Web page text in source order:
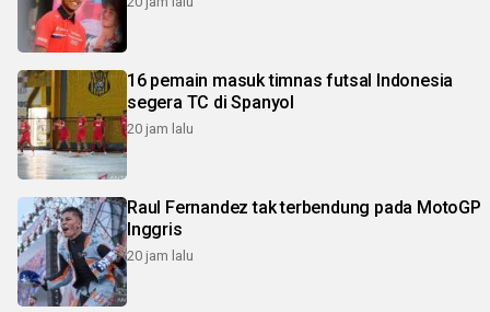
16 pemain masuk timnas futsal Indonesia
segera TC di Spanyol
20 jam lalu
Raul Fernandez tak terbendung pada MotoGP
Inggris
20 jam lalu